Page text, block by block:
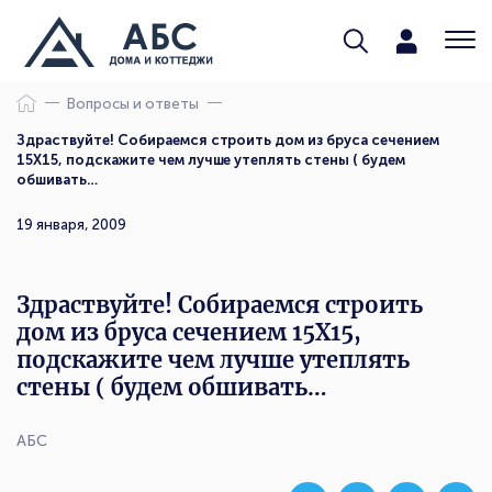
Вопросы и ответы
Здраствуйте! Собираемся строить дом из бруса сечением
15Х15, подскажите чем лучше утеплять стены ( будем
обшивать…
АБС
19 января, 2009
Здраствуйте! Собираемся строить
дом из бруса сечением 15Х15,
подскажите чем лучше утеплять
стены ( будем обшивать…